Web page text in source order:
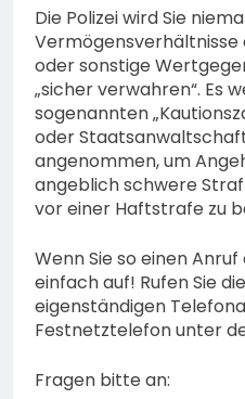
Die Polizei wird Sie
oder sonstige
„sicher verwahren“. Es
sogenannten
oder
angenommen, um
angeblich schwere
vor einer Haftstrafe zu
Wenn Sie so einen
einfach auf! Rufen Sie
eigenständigen
Festnetztelefon unter
Fragen bitte an: